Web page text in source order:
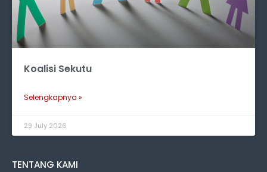
Koalisi Sekutu
Selengkapnya »
29 July 2026
TENTANG KAMI